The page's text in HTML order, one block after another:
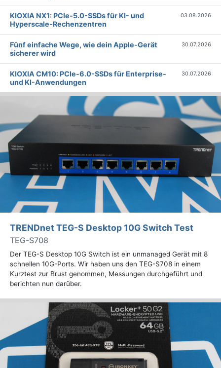
KIOXIA NX1: PCIe-5.0-SSDs für KI- und
Hyperscale-Rechenzentren
03.08.2026
Fünf einfache Wege, wie dein Apple-Gerät
sicherer wird
30.07.2026
KIOXIA CM10: PCIe-6.0-SSDs für Enterprise-
und KI-Anwendungen
30.07.2026
TRENDnet TEG-S Desktop 10G Switch Test
TEG-S708
Der TEG-S Desktop 10G Switch ist ein unmanaged Gerät mit 8
schnellen 10G-Ports. Wir haben uns den TEG-S708 in einem
Kurztest zur Brust genommen, Messungen durchgeführt und
berichten nun darüber.